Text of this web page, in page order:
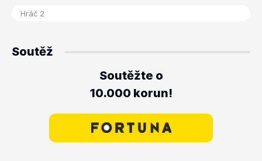
Soutěž
Soutěžte o
10.000 korun!